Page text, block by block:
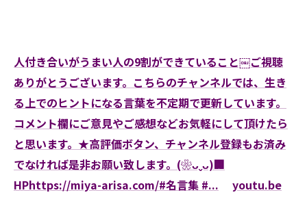
人付き合いがうまい人の9割ができていること￼ご視聴
ありがとうございます。こちらのチャンネルでは、生き
る上でのヒントになる言葉を不定期で更新しています。
コメント欄にご意見やご感想などお気軽にして頂けたら
と思います。★高評価ボタン、チャンネル登録もお済み
でなければ是非お願い致します。(❀ᴗˬᴗ)🏢
HPhttps://miya-arisa.com/#名言集 #...
youtu.be